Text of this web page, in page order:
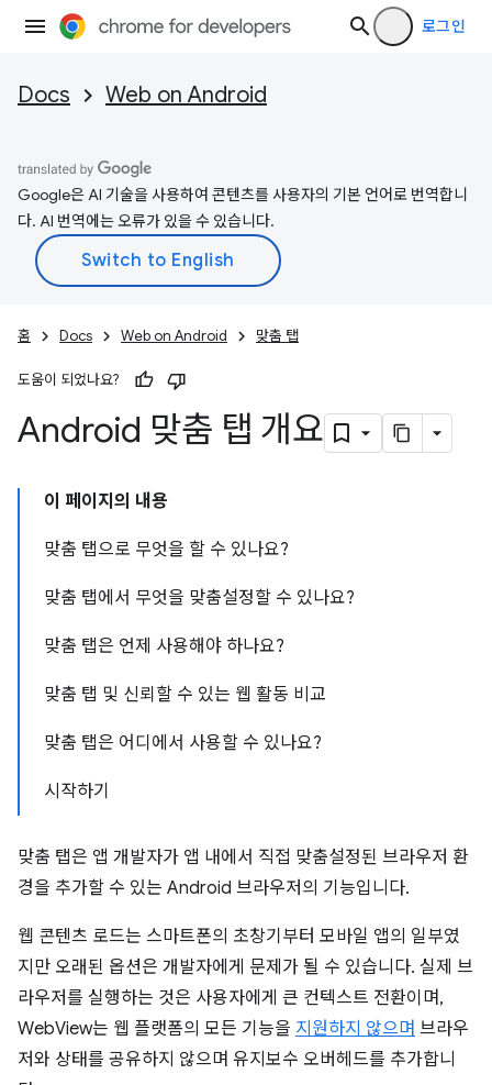
로그인
Docs Web on Android
Google은 AI 기술을 사용하여 콘텐츠를 사용자의 기본 언어로 번역합니
다. AI 번역에는 오류가 있을 수 있습니다.
홈 Docs Web on Android 맞춤 탭
도움이 되었나요?
Android 맞춤 탭 개요
이 페이지의 내용
맞춤 탭으로 무엇을 할 수 있나요?
맞춤 탭에서 무엇을 맞춤설정할 수 있나요?
맞춤 탭은 언제 사용해야 하나요?
맞춤 탭 및 신뢰할 수 있는 웹 활동 비교
맞춤 탭은 어디에서 사용할 수 있나요?
시작하기
맞춤 탭은 앱 개발자가 앱 내에서 직접 맞춤설정된 브라우저 환
경을 추가할 수 있는 Android 브라우저의 기능입니다.
웹 콘텐츠 로드는 스마트폰의 초창기부터 모바일 앱의 일부였
지만 오래된 옵션은 개발자에게 문제가 될 수 있습니다. 실제 브
라우저를 실행하는 것은 사용자에게 큰 컨텍스트 전환이며,
WebView는 웹 플랫폼의 모든 기능을 지원하지 않으며 브라우
저와 상태를 공유하지 않으며 유지보수 오버헤드를 추가합니